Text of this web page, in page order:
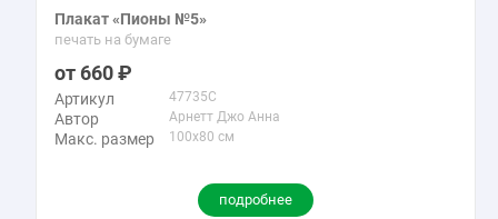
Плакат «Пионы №5»
печать на бумаге
660
Артикул 47735C
Автор Арнетт Джо Анна
Макс. размер 100x80 см
подробнее